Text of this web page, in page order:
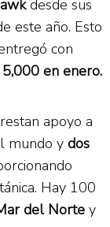
desde sus
este año. Esto
con
en enero.
apoyo a
mundo y dos
Hay 100
del Norte y